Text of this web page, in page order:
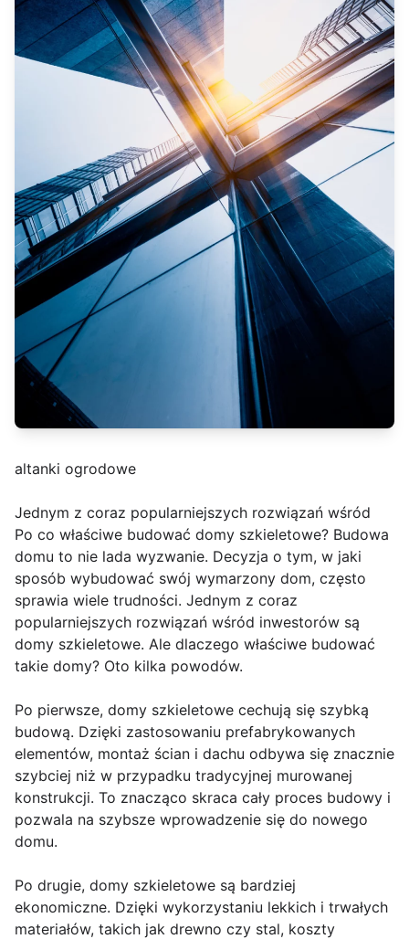
altanki ogrodowe
Jednym z coraz popularniejszych rozwiązań wśród
Po co właściwe budować domy szkieletowe? Budowa
domu to nie lada wyzwanie. Decyzja o tym, w jaki
sposób wybudować swój wymarzony dom, często
sprawia wiele trudności. Jednym z coraz
popularniejszych rozwiązań wśród inwestorów są
domy szkieletowe. Ale dlaczego właściwe budować
takie domy? Oto kilka powodów.
Po pierwsze, domy szkieletowe cechują się szybką
budową. Dzięki zastosowaniu prefabrykowanych
elementów, montaż ścian i dachu odbywa się znacznie
szybciej niż w przypadku tradycyjnej murowanej
konstrukcji. To znacząco skraca cały proces budowy i
pozwala na szybsze wprowadzenie się do nowego
domu.
Po drugie, domy szkieletowe są bardziej
ekonomiczne. Dzięki wykorzystaniu lekkich i trwałych
materiałów, takich jak drewno czy stal, koszty